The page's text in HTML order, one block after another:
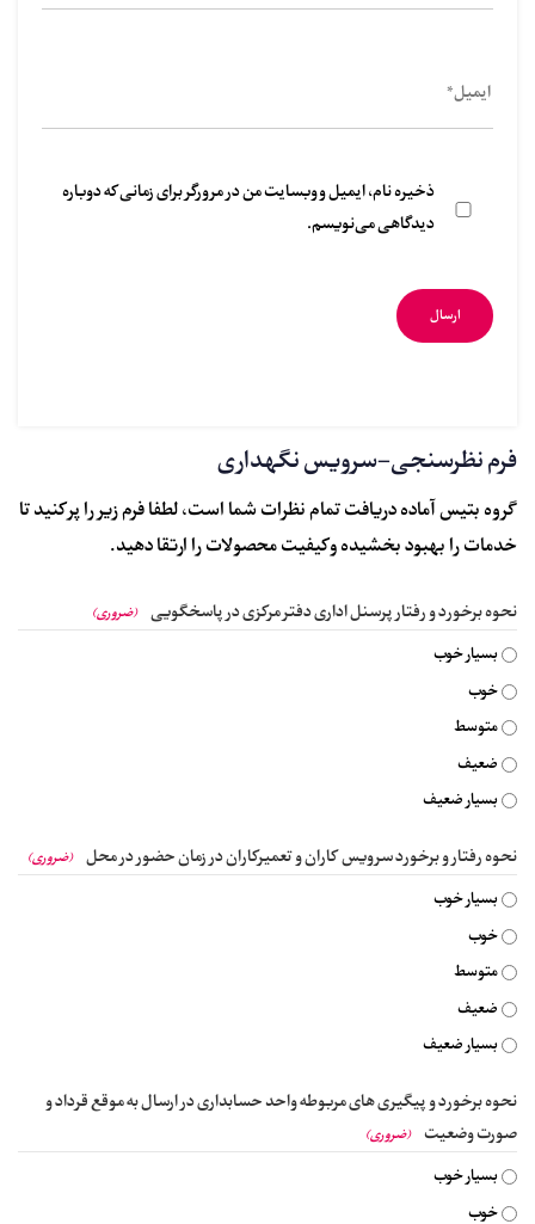
ذخیره نام، ایمیل و وبسایت من در مرورگر برای زمانی که دوباره
دیدگاهی می‌نویسم.
فرم نظرسنجی-سرویس نگهداری
گروه بتیس آماده دریافت تمام نظرات شما است، لطفا فرم زیر را پر کنید تا
خدمات را بهبود بخشیده و کیفیت محصولات را ارتقا دهید.
نحوه برخورد و رفتار پرسنل اداری دفتر مرکزی در پاسخگویی (ضروری)
بسیار خوب
خوب
متوسط
ضعیف
بسیار ضعیف
نحوه رفتار و برخورد سرویس کاران و تعمیرکاران در زمان حضور در محل (ضروری)
بسیار خوب
خوب
متوسط
ضعیف
بسیار ضعیف
نحوه برخورد و پیگیری های مربوطه واحد حسابداری در ارسال به موقع قرداد و
صورت وضعیت (ضروری)
بسیار خوب
خوب